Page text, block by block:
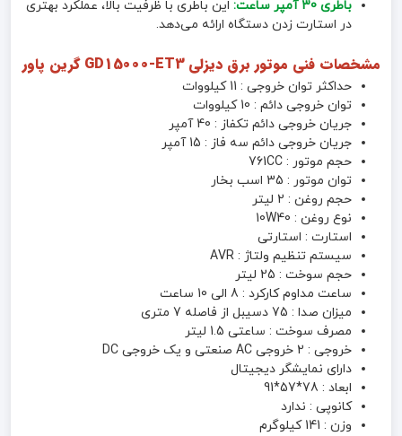
باطری 30 آمپر ساعت:
این باطری با ظرفیت بالا، عملکرد بهتری
در استارت زدن دستگاه ارائه می‌دهد.
مشخصات فنی موتور برق دیزلی GD15000-ET3 گرین پاور
حداکثر توان خروجی : 11 کیلووات
توان خروجی دائم : 10 کیلووات
جریان خروجی دائم تکفاز : 40 آمپر
جریان خروجی دائم سه فاز : 15 آمپر
حجم موتور : 761CC
توان موتور : 35 اسب بخار
حجم روغن : 2 لیتر
نوع روغن : 10W40
استارت : استارتی
سیستم تنظیم ولتاژ : AVR
حجم سوخت : 25 لیتر
ساعت مداوم کارکرد : 8 الی 10 ساعت
میزان صدا : 75 دسیبل از فاصله 7 متری
مصرف سوخت : ساعتی 1.5 لیتر
خروجی : 2 خروجی AC صنعتی و یک خروجی DC
دارای نمایشگر دیجیتال
ابعاد : 78*57*91
کانوپی : ندارد
وزن : 141 کیلوگرم